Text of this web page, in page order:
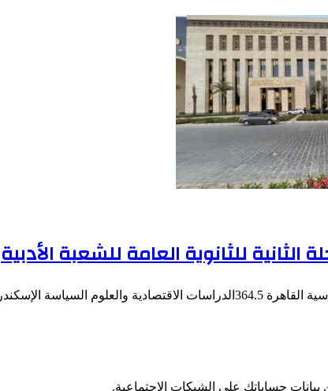
الثانية للثانوية العامة للشعبة الأدبية
حساباتك على الشبكات الإجتماعية.